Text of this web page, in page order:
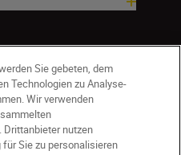
Sie gebeten, dem
Technologien zu Analyse-
Wir verwenden
Drittanbieter nutzen
Sie zu personalisieren